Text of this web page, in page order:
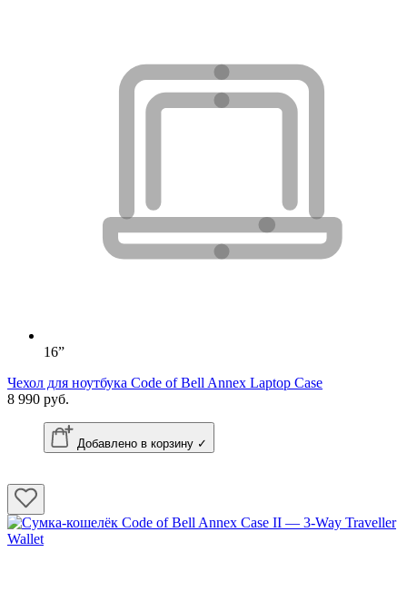
16”
Чехол для ноутбука Code of Bell Annex Laptop Case
8 990 руб.
Добавлено в корзину ✓